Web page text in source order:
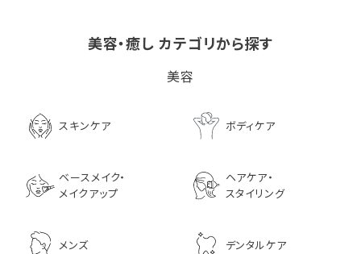
LPLP（ルプルプ） エッ
センスカラートリートメン
美容・癒し カテゴリから探す
美容
スキンケア ボディケア
ベースメイク・
メイクアップ
ヘアケア・
スタイリング
メンズ デンタルケア